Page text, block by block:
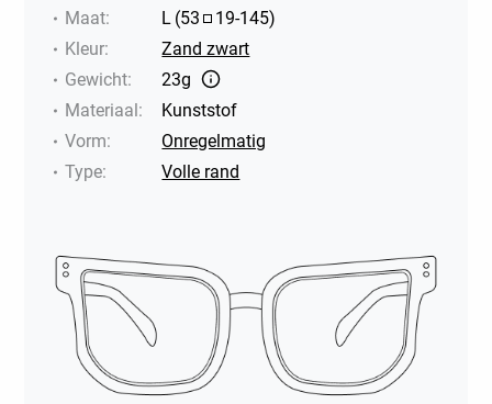
Maat: L (53 19-145)
Kleur:
Zand zwart
Gewicht:
23g
Materiaal:
Kunststof
Vorm:
Onregelmatig
Type: Volle rand